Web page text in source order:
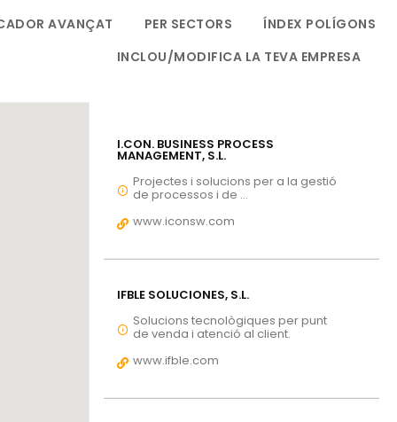
AVANÇAT PER SECTORS
ÍNDEX POLÍGONS
INCLOU/MODIFICA LA TEVA EMPRESA
I.CON. BUSINESS PROCESS
MANAGEMENT, S.L.
Projectes i solucions per a la gestió
de processos i de ...
www.iconsw.com
IFBLE SOLUCIONES, S.L.
Solucions tecnològiques per punt
de venda i atenció al client.
www.ifble.com